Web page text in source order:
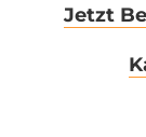
Jetzt